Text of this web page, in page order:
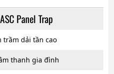
Panel Trap
trầm dải tần cao
thanh gia đình